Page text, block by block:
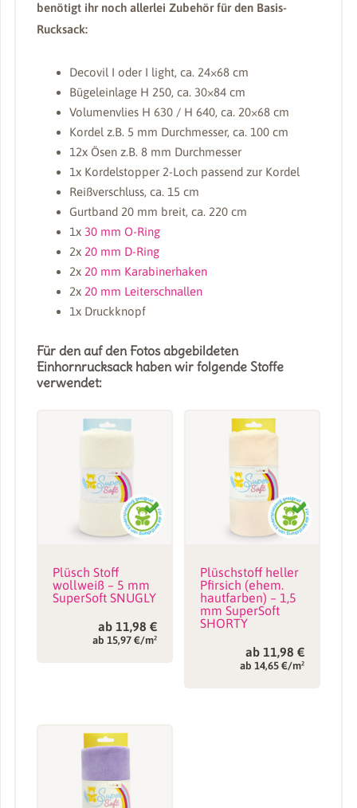
benötigt ihr noch allerlei Zubehör für den Basis-
Rucksack:
Decovil I oder I light, ca. 24×68 cm
Bügeleinlage H 250, ca. 30×84 cm
Volumenvlies H 630 / H 640, ca. 20×68 cm
Kordel z.B. 5 mm Durchmesser, ca. 100 cm
12x Ösen z.B. 8 mm Durchmesser
1x Kordelstopper 2-Loch passend zur Kordel
Reißverschluss, ca. 15 cm
Gurtband 20 mm breit, ca. 220 cm
1x 30 mm O-Ring
2x 20 mm D-Ring
2x 20 mm Karabinerhaken
2x 20 mm Leiterschnallen
1x Druckknopf
Für den auf den Fotos abgebildeten
Einhornrucksack haben wir folgende Stoffe
verwendet:
Plüsch Stoff
wollweiß – 5 mm
SuperSoft SNUGLY
ab 11,98 €
ab 15,97 €/m²
Plüschstoff heller
Pfirsich (ehem.
hautfarben) – 1,5
mm SuperSoft
SHORTY
ab 11,98€
ab 14,65 €/m²